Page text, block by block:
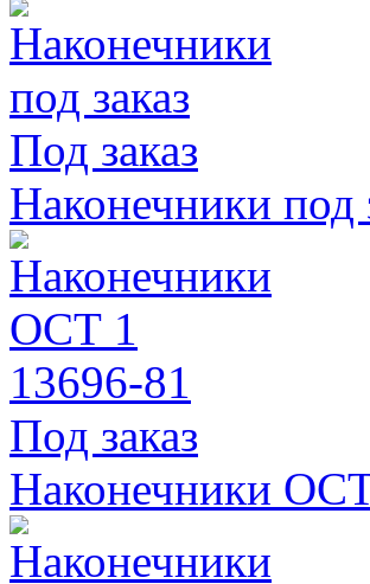
Под заказ
Наконечники под
Под заказ
Наконечники